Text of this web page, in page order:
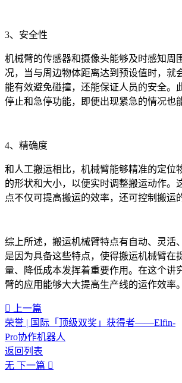
3、安全性
机械臂的传感器和摄像头能够及时感知周
况，当与周边物体距离达到预设值时，就
能有效避免碰撞，还能保证人员的安全。
停止和急停功能，即便出现紧急的情况也
4、精确度
和人工搬运相比，机械臂能够精准的定位
的形状和大小，以便实时调整搬运动作。
点不仅可提高搬运的效率，还可控制搬运
综上所述，搬运机械臂特点有自动、灵活
是因为具备这些特点，使得搬运机械臂在
量、降低成本发挥着重要作用。在这个讲
臂的应用能够大大提高生产线的运作效率。‍
上一篇
荣誉 | 国际「顶级双奖」获得者——Elfin-
Pro协作机器人
返回列表
无 下一篇